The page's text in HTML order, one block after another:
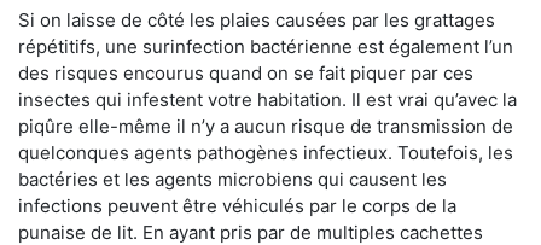
Si on laisse de côté les plaies causées par les grattages
répétitifs, une surinfection bactérienne est également l’un
des risques encourus quand on se fait piquer par ces
insectes qui infestent votre habitation. Il est vrai qu’avec la
piqûre elle-même il n’y a aucun risque de transmission de
quelconques agents pathogènes infectieux. Toutefois, les
bactéries et les agents microbiens qui causent les
infections peuvent être véhiculés par le corps de la
punaise de lit. En ayant pris par de multiples cachettes